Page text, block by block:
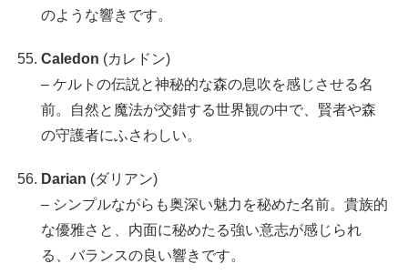
のような響きです。
Caledon (カレドン)
– ケルトの伝説と神秘的な森の息吹を感じさせる名
前。自然と魔法が交錯する世界観の中で、賢者や森
の守護者にふさわしい。
Darian (ダリアン)
– シンプルながらも奥深い魅力を秘めた名前。貴族的
な優雅さと、内面に秘めたる強い意志が感じられ
る、バランスの良い響きです。